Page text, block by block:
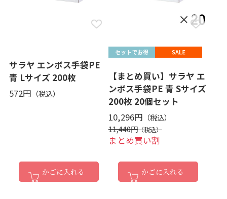
サラヤ エンボス手袋PE
青 Lサイズ 200枚
572円
かごに入れる
【まとめ買い】サラヤ エ
ンボス手袋PE 青 Sサイズ
200枚 20個セット
10,296円
11,440円
まとめ買い割
かごに入れる